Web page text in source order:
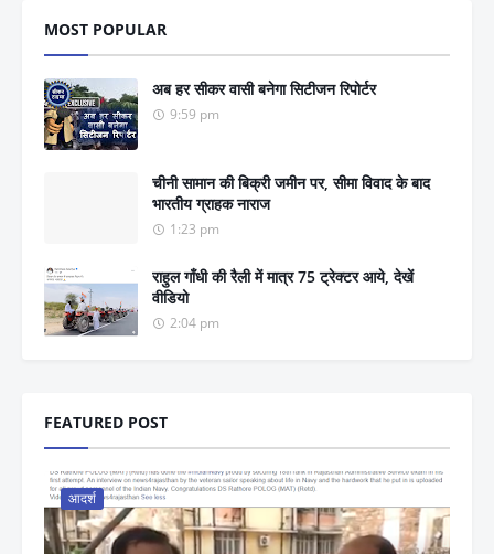
MOST POPULAR
अब हर सीकर वासी बनेगा सिटीजन रिपोर्टर
9:59 pm
चीनी सामान की बिक्री जमीन पर, सीमा विवाद के बाद
भारतीय ग्राहक नाराज
1:23 pm
राहुल गाँधी की रैली में मात्र 75 ट्रेक्टर आये, देखें
वीडियो
2:04 pm
FEATURED POST
आदर्श